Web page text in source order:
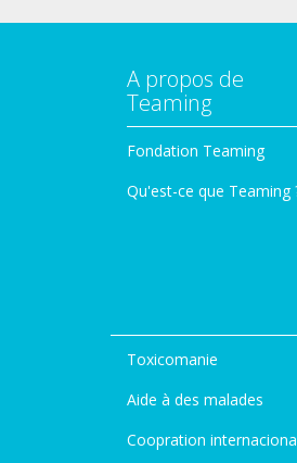
A propos de
Teaming
Fondation Teaming
Qu'est-ce que Teaming
Toxicomanie
Aide à des malades
Coopration